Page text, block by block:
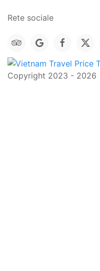
Rete sociale
Copyright 2023 - 2026